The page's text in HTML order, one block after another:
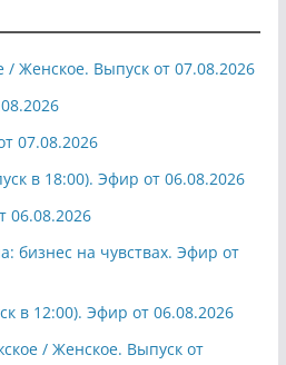
Женское. Выпуск от 07.08.2026
07.08.2026
в 18:00). Эфир от 06.08.2026
06.08.2026
бизнес на чувствах. Эфир от
в 12:00). Эфир от 06.08.2026
/ Женское. Выпуск от